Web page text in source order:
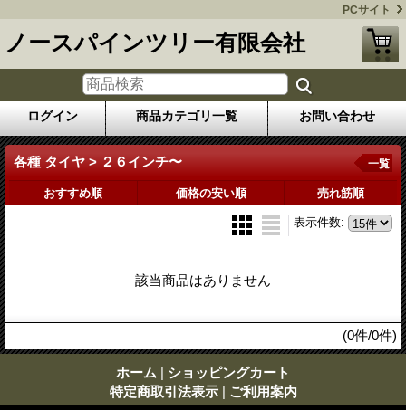
PCサイト
ノースパインツリー有限会社
ログイン 商品カテゴリ一覧 お問い合わせ
各種 タイヤ > ２６インチ〜 一覧
おすすめ順 価格の安い順 売れ筋順
表示件数:
該当商品はありません
(0件/0件)
ホーム | ショッピングカート
特定商取引法表示 | ご利用案内